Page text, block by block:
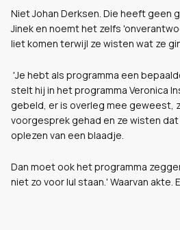
Niet Johan Derksen. Die heeft geen
Jinek en noemt het zelfs
liet komen terwijl ze wisten wat ze
'Je hebt als programma een
stelt hij in het programma Veronica
gebeld, er is overleg mee geweest,
voorgesprek gehad en ze wisten
oplezen van een blaadje.
Dan moet ook het programma
niet zo voor lul staan.' Waarvan akte.